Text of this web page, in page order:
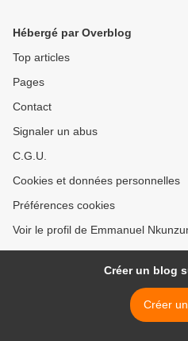
Hébergé par Overblog
Top articles
Pages
Contact
Signaler un abus
C.G.U.
Cookies et données personnelles
Préférences cookies
Voir le profil de Emmanuel
Créer un blog
Créer